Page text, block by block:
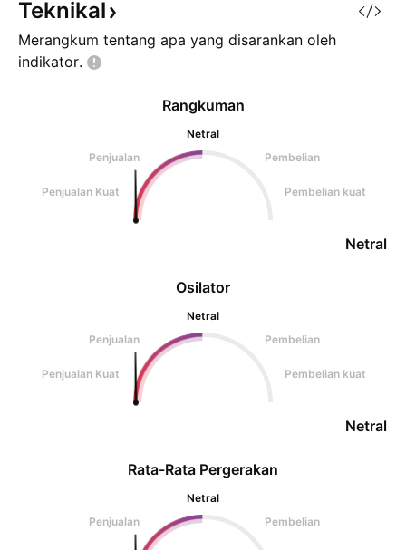
momentum bullish
Teknikal
Merangkum tentang apa yang disarankan oleh
indikator.
Osilator
Netral
Penjualan
Pembelian
Penjualan Kuat Pembelian kuat
Netral
Rangkuman
Netral
Penjualan
Pembelian
Penjualan Kuat Pembelian kuat
Netral
Rata-Rata Pergerakan
Netral
Penjualan
Pembelian